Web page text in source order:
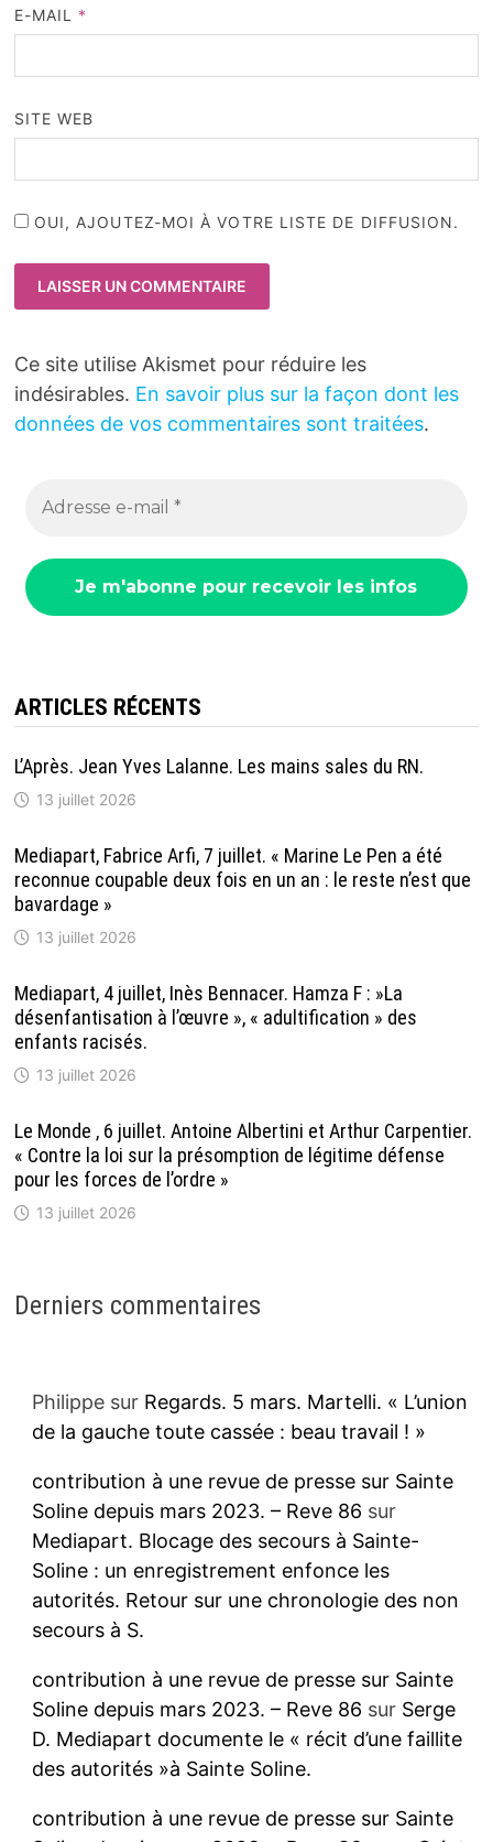
E-MAIL *
SITE WEB
OUI, AJOUTEZ-MOI À VOTRE LISTE DE DIFFUSION.
Ce site utilise Akismet pour réduire les
indésirables. En savoir plus sur la façon dont les
données de vos commentaires sont traitées.
ARTICLES RÉCENTS
L’Après. Jean Yves Lalanne. Les mains sales du RN.
13 juillet 2026
Mediapart, Fabrice Arfi, 7 juillet. « Marine Le Pen a été
reconnue coupable deux fois en un an : le reste n’est que
bavardage »
13 juillet 2026
Mediapart, 4 juillet, Inès Bennacer. Hamza F : »La
désenfantisation à l’œuvre », « adultification » des
enfants racisés.
13 juillet 2026
Le Monde , 6 juillet. Antoine Albertini et Arthur Carpentier.
« Contre la loi sur la présomption de légitime défense
pour les forces de l’ordre »
13 juillet 2026
Derniers commentaires
Philippesur Regards. 5 mars. Martelli. « L’union
de la gauche toute cassée : beau travail ! »
contribution à une revue de presse sur Sainte
Soline depuis mars 2023. – Reve 86 sur
Mediapart. Blocage des secours à Sainte-
Soline : un enregistrement enfonce les
autorités. Retour sur une chronologie des non
secours à S.
contribution à une revue de presse sur Sainte
Soline depuis mars 2023. – Reve 86 sur Serge
D. Mediapart documente le « récit d’une faillite
des autorités »à Sainte Soline.
contribution à une revue de presse sur Sainte